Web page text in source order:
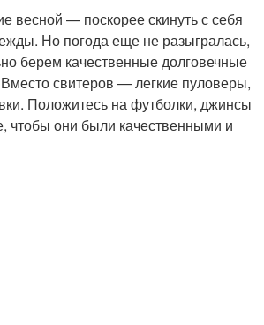
весной — поскорее скинуть с себя
Но погода еще не разыгралась,
берем качественные долговечные
Вместо свитеров — легкие пуловеры,
Положитесь на футболки, джинсы
чтобы они были качественными и